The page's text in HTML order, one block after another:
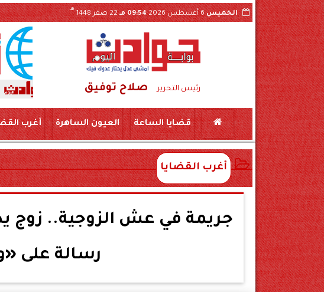
الخميس6 أغسطس 2026 09:54 مـ 22 صفر 1448
هـ
رئيس التحرير صلاح توفيق حملة والقرارات الداخلية عبر «السوشيال ميديا»
قضايا الساعة العيون الساهرة أغرب
أغرب القضايا
رسالة على